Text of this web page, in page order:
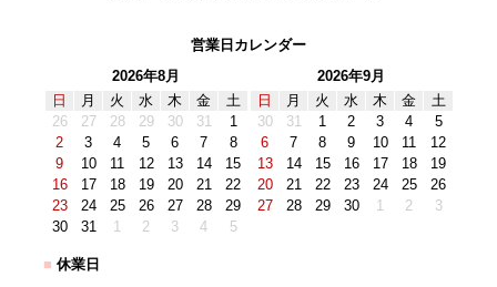
営業日カレンダー
2026年8月
日
月 火 水 木 金
土
26
27 28 29 30 31
1
2
3 4 5 6 7
8
9
10 11 12 13 14
15
16
17 18 19 20 21
22
23
24 25 26 27 28
29
30
31 1 2 3 4 5
2026年9月
日
月 火 水 木 金
土
30
31 1 2 3 4
5
6
7 8 9 10 11
12
13
14 15 16 17 18
19
20
21 22 23 24 25
26
27
28 29 30 1 2 3
■ 休業日